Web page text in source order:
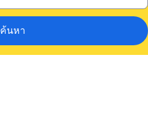
ค้นหา